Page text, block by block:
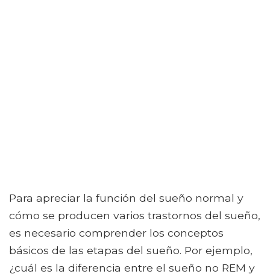
Para apreciar la función del sueño normal y
cómo se producen varios trastornos del sueño,
es necesario comprender los conceptos
básicos de las etapas del sueño. Por ejemplo,
¿cuál es la diferencia entre el sueño no REM y